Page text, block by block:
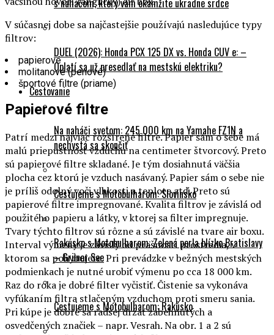
Oplatí sa už presedlať na mestskú elektriku?
Cestovanie
Na naháči svetom: 245 000 km na Yamahe FZ1N a
nechystá sa skončiť
Cestujeme s Motobulharom: Slovinsko
Rakúsko s Motobulharom: Zelená perla blízko Bratislavy
– Grüner See
Cestujeme s Motobulharom: Rakúsko
V súčasnej dobe sa najčastejšie používajú nasledujúce typy
filtrov:
papierové
molitanové (penové)
športové filtre (priame)
Papierové filtre
Patrí medzi najviac rozšírené filtre. Papier sám o sebe má
malú priepustnosť vzduchu na centimeter štvorcový. Preto
sú papierové filtre skladané. Je tým dosiahnutá väčšia
plocha cez ktorú je vzduch nasávaný. Papier sám o sebe nie
je príliš odolný voči vlhkosti a teplote atď. Preto sú
papierové filtre impregnované. Kvalita filtrov je závislá od
použitého papieru a látky, v ktorej sa filter impregnuje.
Tvary týchto filtrov sú rôzne a sú závislé na tvare air boxu.
Interval výmeny je závislý od prašnosti prostredia, v
ktorom sa pohybujete. Pri prevádzke v bežných mestských
podmienkach je nutné urobiť výmenu po cca 18 000 km.
Raz do roka je dobré filter vyčistiť. Čistenie sa vykonáva
vyfúkaním filtra stlačeným vzduchom proti smeru sania.
Pri kúpe je dobré sa radšej držať zabehnutých a
osvedčených značiek – napr. Vesrah. Na obr. 1 a 2 sú
zachytené príklady papierových filtrov.